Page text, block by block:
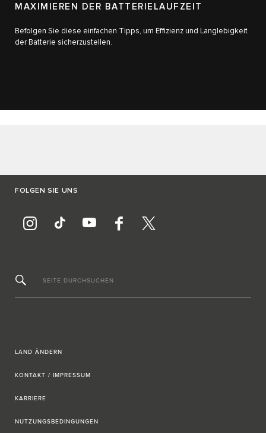
MAXIMIEREN DER BATTERIELAUFZEIT
Befolgen Sie diese einfachen Tipps, um Effizienz und Langlebigkeit
der Batterie sicherzustellen.
FOLGEN SIE UNS
SEITE DURCHSUCHEN
LAND ÄNDERN
KONTAKT / IMPRESSUM
KARRIERE
NUTZUNGSBEDINGUNGEN